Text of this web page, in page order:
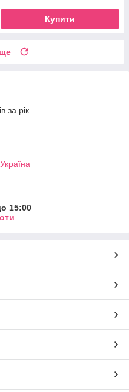
Купити
за рік
15:00